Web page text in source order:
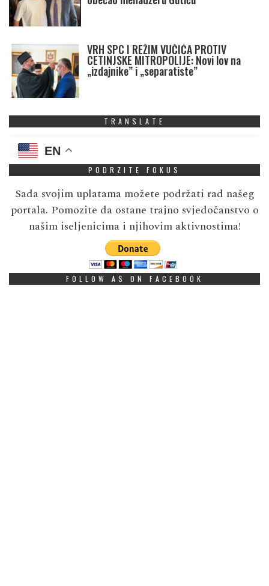
VRH SPC I REŽIM VUČIĆA PROTIV
CETINJSKE MITROPOLIJE: Novi lov na
„izdajnike” i „separatiste”
TRANSLATE
EN
PODRZITE FOKUS
Sada svojim uplatama možete podržati rad našeg
portala. Pomozite da ostane trajno svjedočanstvo o
našim iseljenicima i njihovim aktivnostima!
FOLLOW AS ON FACEBOOK